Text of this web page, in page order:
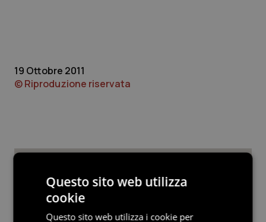
Quotidiano Cardiologia
Quotidiano Pediatria
Rene & patologie urogenitali
19 Ottobre 2011
© Riproduzione riservata
Potrebbe interessarti in
Scienza e Farmaci
Questo sito web utilizza
cookie
Questo sito web utilizza i cookie per